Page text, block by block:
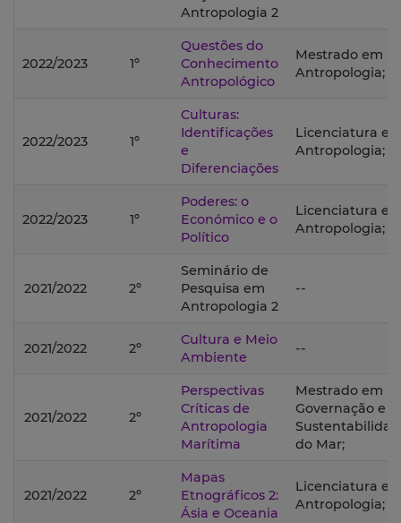
Antropologia 2
2022/2023 1º
Questões do
Conhecimento
Antropológico
Mestrado em
Antropologia;
2022/2023 1º
Culturas:
Identificações
e
Diferenciações
Licenciatura
Antropologia;
2022/2023 1º
Poderes: o
Económico e o
Político
Licenciatura
Antropologia;
2021/2022 2º
Seminário de
Pesquisa em
Antropologia 2
--
2021/2022 2º
Cultura e Meio
Ambiente
--
2021/2022 2º
Perspectivas
Críticas de
Antropologia
Marítima
Mestrado em
Governação e
do Mar;
2021/2022 2º
Mapas
Etnográficos 2:
Ásia e Oceania
Licenciatura
Antropologia;